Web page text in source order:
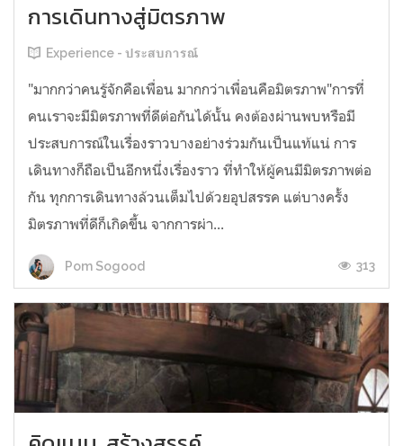
การเดินทางสู่มิตรภาพ
Experience - ประสบการณ์
"มากกว่าคนรู้จักคือเพื่อน มากกว่าเพื่อนคือมิตรภาพ"การที่
คนเราจะมีมิตรภาพที่ดีต่อกันได้นั้น คงต้องผ่านพบหรือมี
ประสบการณ์ในเรื่องราวบางอย่างร่วมกันเป็นแท้แน่ การ
เดินทางก็ถือเป็นอีกหนึ่งเรื่องราว ที่ทำให้ผู้คนมีมิตรภาพต่อ
กัน ทุกการเดินทางล้วนเต็มไปด้วยอุปสรรค แต่บางครั้ง
มิตรภาพที่ดีก็เกิดขึ้น จากการผ่า...
Pom Sogood 313